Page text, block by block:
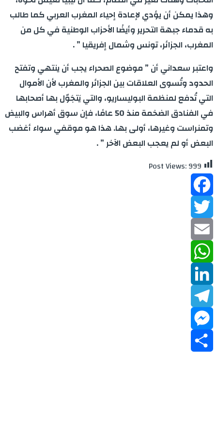
وهذا يمكن أن يؤدي لإعادة إحياء المغرب العربي كما طالب
به قدماء جبهة التحرير وأيضًا الأحزاب الوطنية في كل من
المغرب، الجزائر، تونس وشمال إفريقيا ” .
واعتبر سعداني أن ” موضوع الصحراء يجب أن ينتهي وتفتح
الحدود وتُسوى العلاقات بين الجزائر والمغرب لأن الأموال
التي تُدفع لمنظمة البوليساريو، والتي يَتجَوّل بها أصحابها
في الفنادق الضخمة منذ 50 عامًا، فإن سوق أهراس والبيض
وتمنراست وغيرها، أولى بها. هذا هو موقفي سواء أغضب
البعض أو لم يعجب البعض الآخر ” .
Post Views:999
Facebook
Twitter
Email
WhatsApp
LinkedIn
Telegram
Messenger